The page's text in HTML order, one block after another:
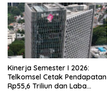
Kinerja Semester I 2026:
Telkomsel Cetak Pendapatan
Rp55,6 Triliun dan Laba